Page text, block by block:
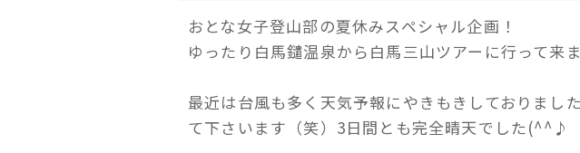
おとな女子登山部の夏休みスペシャル企画！
ゆったり白馬鑓温泉から白馬三山ツアーに行って来ま
最近は台風も多く天気予報にやきもきしておりまし
て下さいます（笑）3日間とも完全晴天でした(^^♪